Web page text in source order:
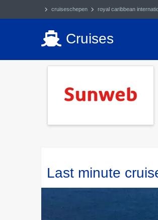
cruiseschepen royal caribbean
Cruises
Last minute